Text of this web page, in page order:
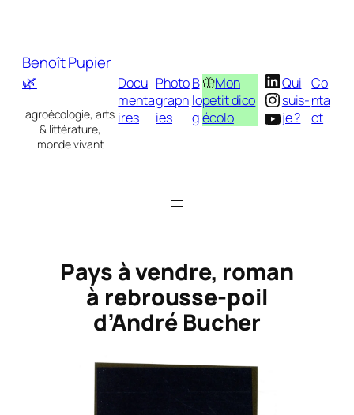
contenu
Benoît Pupier
🌿
agroécologie, arts
& littérature,
monde vivant
Docu
menta
ires
Photo
graph
ies
B
lo
g
🦋Mon
petit dico
écolo
LinkedIn
Instagram
YouTube
Qui
suis-
je ?
Co
nta
ct
Pays à vendre, roman
à rebrousse-poil
d’André Bucher